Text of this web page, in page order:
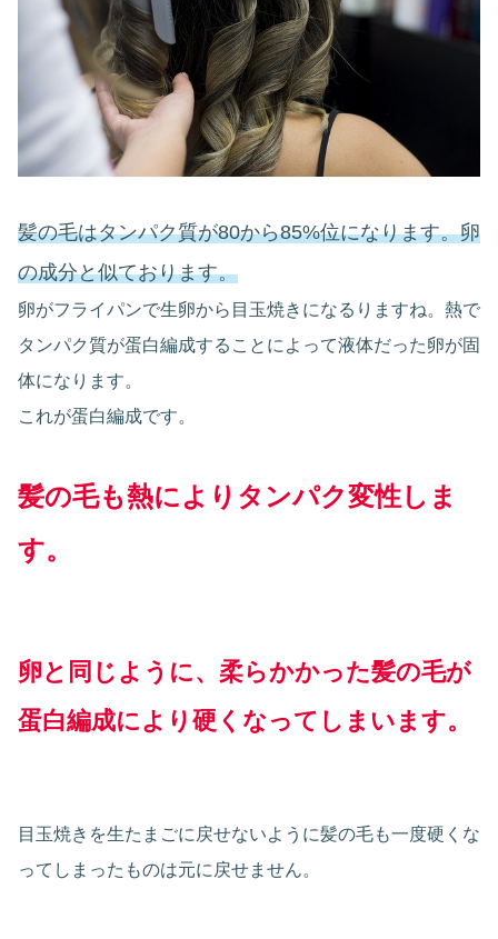
髪の毛はタンパク質が80から85%位になります。卵
の成分と似ております。
卵がフライパンで生卵から目玉焼きになるりますね。熱で
タンパク質が蛋白編成することによって液体だった卵が固
体になります。
これが蛋白編成です。
髪の毛も熱によりタンパク変性しま
す。
卵と同じように、柔らかかった髪の毛が
蛋白編成により硬くなってしまいます。
目玉焼きを生たまごに戻せないように髪の毛も一度硬くな
ってしまったものは元に戻せません。